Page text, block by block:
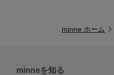
minne ホーム
minneを知る